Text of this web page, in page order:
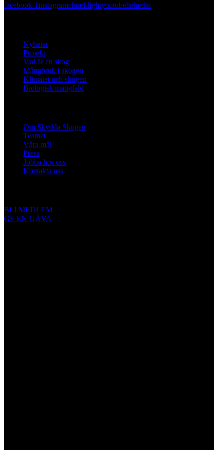
facebook-1instagramcloud-lightyoutubelinkedin
Nyheter
Projekt
Vad är en skog
Mångbruk i skogen
Klimatet och skogen
Biologisk mångfald
Om Skydda Skogen
Teamet
Våra mål
Press
Jobba hos oss
Kontakta oss
BLI MEDLEM
GE EN GÅVA